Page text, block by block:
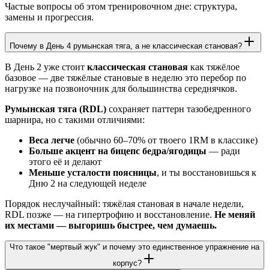
Частые вопросы об этом тренировочном дне: структура,
замены и прогрессия.
Почему в День 4 румынская тяга, а не классическая становая?
В День 2 уже стоит классическая становая как тяжёлое
базовое — две тяжёлые становые в неделю это перебор по
нагрузке на позвоночник для большинства середнячков.
Румынская тяга (RDL) сохраняет паттерн тазобедренного
шарнира, но с такими отличиями:
Веса легче (обычно 60–70% от твоего 1RM в классике)
Больше акцент на бицепс бедра/ягодицы — ради
этого её и делают
Меньше усталости поясницы, и ты восстановишься к
Дню 2 на следующей неделе
Порядок неслучайный: тяжёлая становая в начале недели,
RDL позже — на гипертрофию и восстановление. Не меняй
их местами — выгоришь быстрее, чем думаешь.
Что такое "мертвый жук" и почему это единственное упражнение на
корпус?